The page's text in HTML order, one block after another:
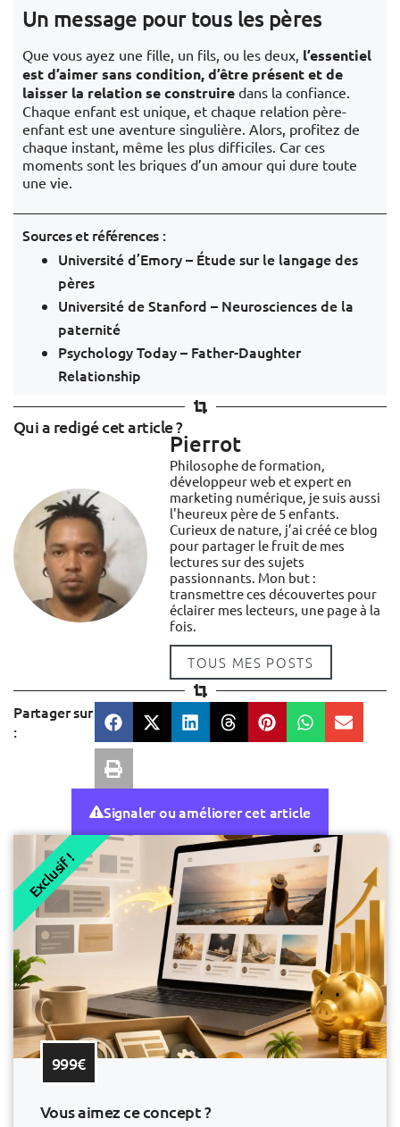
Un message pour tous les pères
Que vous ayez une fille, un fils, ou les deux, l’essentiel
est d’aimer sans condition, d’être présent et de
laisser la relation se construire dans la confiance.
Chaque enfant est unique, et chaque relation père-
enfant est une aventure singulière. Alors, profitez de
chaque instant, même les plus difficiles. Car ces
moments sont les briques d’un amour qui dure toute
une vie.
Sources et références :
Université d’Emory – Étude sur le langage des
pères
Université de Stanford – Neurosciences de la
paternité
Psychology Today – Father-Daughter
Relationship
Qui a redigé cet article ?
Pierrot
Philosophe de formation,
développeur web et expert en
marketing numérique, je suis aussi
l'heureux père de 5 enfants.
Curieux de nature, j’ai créé ce blog
pour partager le fruit de mes
lectures sur des sujets
passionnants. Mon but :
transmettre ces découvertes pour
éclairer mes lecteurs, une page à la
fois.
TOUS MES POSTS
Partager sur
:
Signaler ou améliorer cet article
999€
Vous aimez ce concept ?
Exclusif !